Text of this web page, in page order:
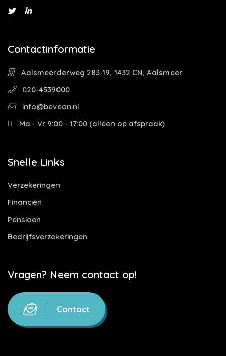
Contactinformatie
Aalsmeerderweg 283-19, 1432 CN, Aalsmeer
020-4539000
info@beveon.nl
Ma - Vr 9:00 - 17:00 (alleen op afspraak)
Snelle Links
Verzekeringen
Financiën
Pensioen
Bedrijfsverzekeringen
Vragen? Neem contact op!
Contact